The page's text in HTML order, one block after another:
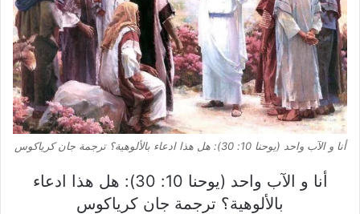
أنا و الآب واحد (يوحنا 10: 30): هل هذا ادعاء بالألوهية؟ ترجمة جان كرياكوس
أنا و الآب واحد (يوحنا 10: 30): هل هذا ادعاء
بالألوهية؟ ترجمة جان كرياكوس